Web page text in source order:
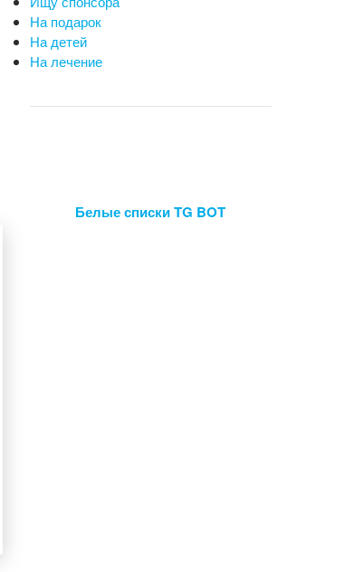
На подарок
На детей
На лечение
Белые списки TG BOT